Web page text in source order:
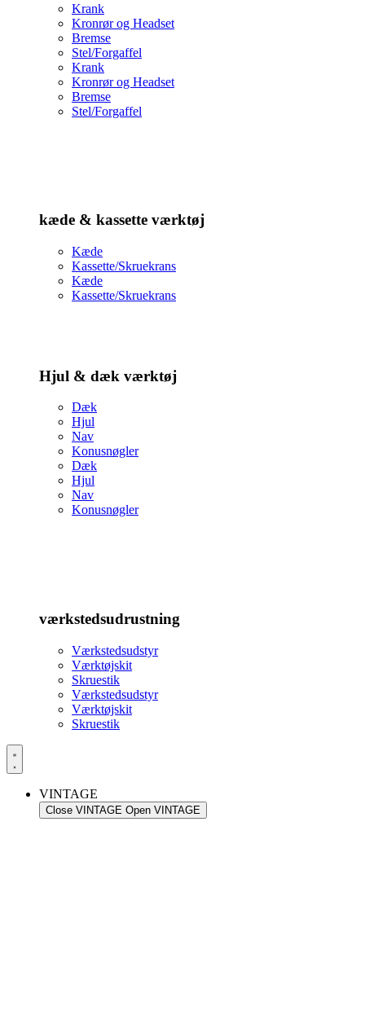
Krank
Kronrør og Headset
Bremse
Stel/Forgaffel
Krank
Kronrør og Headset
Bremse
Stel/Forgaffel
kæde & kassette værktøj
Kæde
Kassette/Skruekrans
Kæde
Kassette/Skruekrans
Hjul & dæk værktøj
Dæk
Hjul
Nav
Konusnøgler
Dæk
Hjul
Nav
Konusnøgler
værkstedsudrustning
Værkstedsudstyr
Værktøjskit
Skruestik
Værkstedsudstyr
Værktøjskit
Skruestik
VINTAGE
Close VINTAGE Open VINTAGE